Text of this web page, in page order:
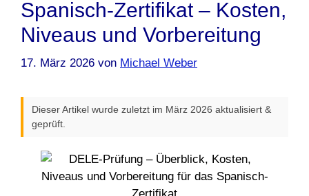
Spanisch-Zertifikat – Kosten,
Niveaus und Vorbereitung
17. März 2026 von Michael Weber
Dieser Artikel wurde zuletzt im März 2026 aktualisiert &
geprüft.